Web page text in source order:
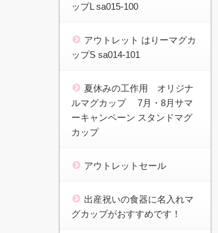
ップL sa015-100
アウトレット はりーマグカ
ップS sa014-101
夏休みの工作用 オリジナ
ルマグカップ 7月・8月サマ
ーキャンペーン スタンドマグ
カップ
アウトレットセール
出産祝いの食器に名入れマ
グカップがおすすめです！